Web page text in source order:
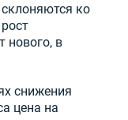
ко
нового, в
снижения
цена на